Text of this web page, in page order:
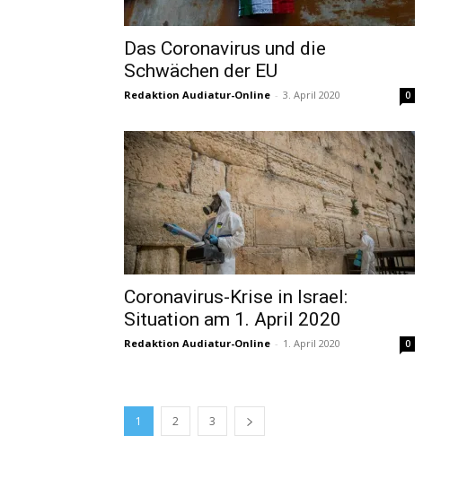
Das Coronavirus und die
Schwächen der EU
Redaktion Audiatur-Online - 3. April 2020 0
Coronavirus-Krise in Israel:
Situation am 1. April 2020
Redaktion Audiatur-Online - 1. April 2020 0
1 2 3